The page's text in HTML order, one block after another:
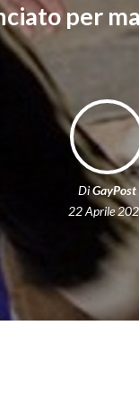
per
DiGayPost
22 Aprile